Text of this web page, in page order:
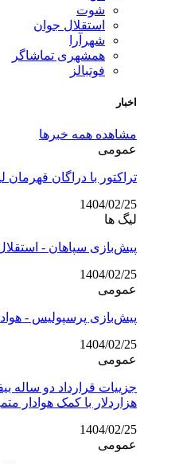
شوت
استقلال جوان
شهرآرا
همشهری تماشاگر
فوتبالز
اخبار
مشاهده همه خبرها
عمومی
تراکتور با دراگان قهرمان
1404/02/25
لیگ ها
پیش‌بازی سپاهان -
1404/02/25
عمومی
پیش‌بازی پرسپولیس -
1404/02/25
عمومی
هزاردلار با کمک هوادار
1404/02/25
عمومی